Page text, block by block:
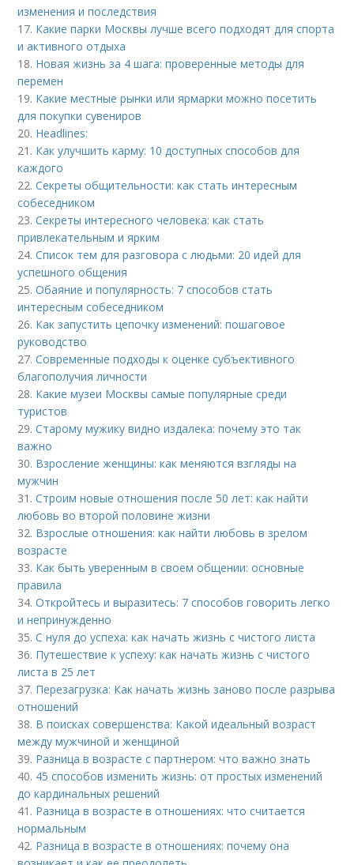
изменения и последствия
17. Какие парки Москвы лучше всего подходят для спорта
и активного отдыха
18. Новая жизнь за 4 шага: проверенные методы для
перемен
19. Какие местные рынки или ярмарки можно посетить
для покупки сувениров
20. Headlines:
21. Как улучшить карму: 10 доступных способов для
каждого
22.Секреты общительности: как стать интересным
собеседником
23.Секреты интересного человека: как стать
привлекательным и ярким
24.Список тем для разговора с людьми: 20 идей для
успешного общения
25.Обаяние и популярность: 7 способов стать
интересным собеседником
26. Как запустить цепочку изменений: пошаговое
руководство
27.Современные подходы к оценке субъективного
благополучия личности
28. Какие музеи Москвы самые популярные среди
туристов
29.Старому мужику видно издалека: почему это так
важно
30. Взросление женщины: как меняются взгляды на
мужчин
31.Строим новые отношения после 50 лет: как найти
любовь во второй половине жизни
32. Взрослые отношения: как найти любовь в зрелом
возрасте
33. Как быть уверенным в своем общении: основные
правила
34.Откройтесь и выразитесь: 7 способов говорить легко
и непринужденно
35.С нуля до успеха: как начать жизнь с чистого листа
36. Путешествие к успеху: как начать жизнь с чистого
листа в 25 лет
37. Перезагрузка: Как начать жизнь заново после разрыва
отношений
38. В поисках совершенства: Какой идеальный возраст
между мужчиной и женщиной
39. Разница в возрасте с партнером: что важно знать
40. 45 способов изменить жизнь: от простых изменений
до кардинальных решений
41. Разница в возрасте в отношениях: что считается
нормальным
42. Разница в возрасте в отношениях: почему она